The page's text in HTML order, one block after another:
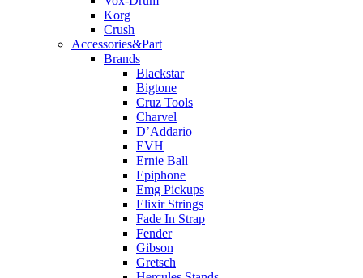
Korg
Crush
Accessories&Part
Brands
Blackstar
Bigtone
Cruz Tools
Charvel
D’Addario
EVH
Ernie Ball
Epiphone
Emg Pickups
Elixir Strings
Fade In Strap
Fender
Gibson
Gretsch